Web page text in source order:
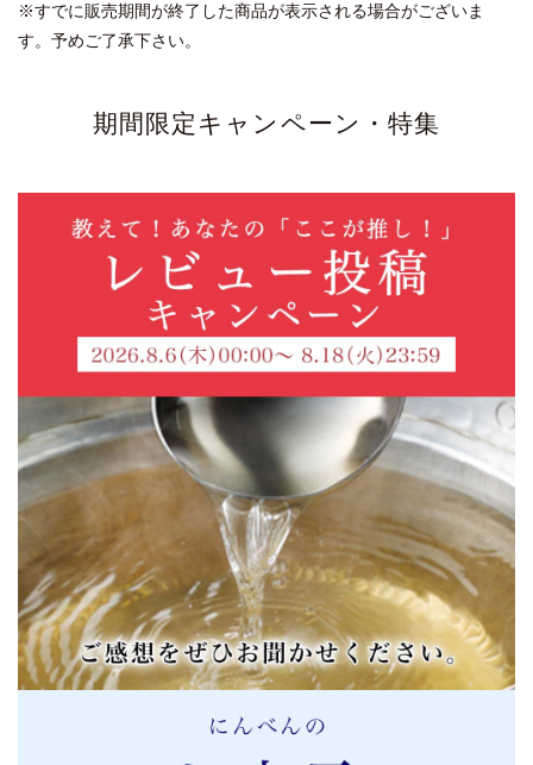
※すでに販売期間が終了した商品が表示される場合がございま
す。予めご了承下さい。
期間限定キャンペーン・特集